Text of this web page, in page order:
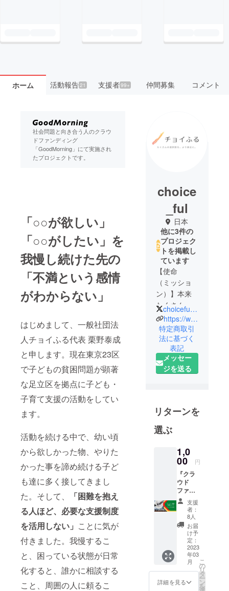
ホーム 活動報告21 支援者99+ 仲間募集 コメント
社会問題と向き合う人のクラウ
ドファンディング
「GoodMorning」にて実施され
たプロジェクトです。
「○○が欲しい」
「○○がしたい」を
我慢し続けた先の
「不満という感情
がわからない」
はじめまして、一般社団法
人チョイふる代表 栗野泰成
と申します。現在東京23区
で子どもの貧困問題が顕著
な足立区を拠点に子ども・
子育て支援の活動をしてい
ます。
活動を続ける中で、幼い頃
から欲しかった物、やりた
かった事を諦め続ける子ど
も達に多く接してきまし
た。そして、
「困難を抱え
る人ほど、必要な支援制度
を活用しない」 ことに気が
付きました。我慢するこ
と、困っている状態が日常
化すると、誰かに相談する
こと、周囲の人に頼るこ
choice
_ful
日本
他に3件の
プロジェク
トを掲載し
ています
【使命
（ミッショ
ン）】本来
たくさんあ
る"はず"の選
択肢を、少
しでも身近
に。
【展望（ビ
ジョン）】
わらず、子
どもが将来
に希望を持
【活動方
針】困窮子
育て家庭と
「つなが
る」、既存
の支援へ繋
ぎ「ささえ
子ども自身
育つ環境は
choiceful_jp
https://www.choice-ful.or.jp/
特定商取引
法に基づく
表記
メッセー
ジを送る
リターンを
選ぶ
1,0
00 円
『クラ
ウド
ファン
ディン
グ』を
シェ
ア・拡
散し
て、応
援する
コース
（活動
の運営
費に充
てさせ
支援
者：
8人
お届
け予
定：
2023
年03
月
詳細を見る
こ
の
リ
タ
ー
ン
を